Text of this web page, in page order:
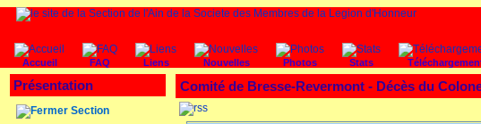
Accueil FAQ Liens Nouvelles Photos Stats
Présentation
Section
Comité de Bresse-Revermont - Décès du